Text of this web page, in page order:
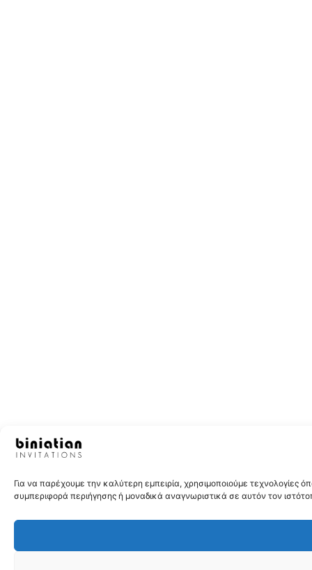
Για να παρέχουμε την καλύτερη εμπειρία, χρησιμοποιούμε
συμπεριφορά περιήγησης ή μοναδικά αναγνωριστικά σε αυτόν τον